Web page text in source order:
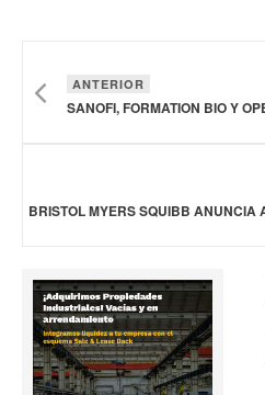
ANTERIOR